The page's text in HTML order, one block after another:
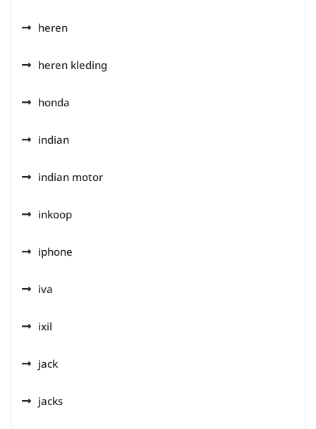
heren
heren kleding
honda
indian
indian motor
inkoop
iphone
iva
ixil
jack
jacks